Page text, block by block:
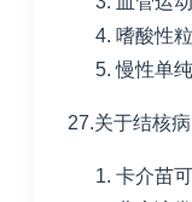
嗜酸性
慢性单
27.关于结核
卡介苗